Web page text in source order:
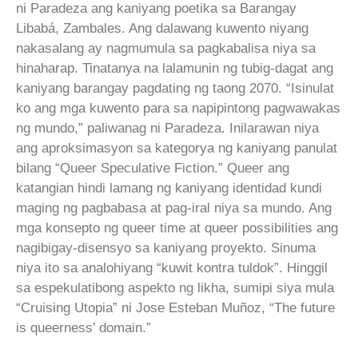
ni Paradeza ang kaniyang poetika sa Barangay
Libabá, Zambales. Ang dalawang kuwento niyang
nakasalang ay nagmumula sa pagkabalisa niya sa
hinaharap. Tinatanya na lalamunin ng tubig-dagat ang
kaniyang barangay pagdating ng taong 2070. “Isinulat
ko ang mga kuwento para sa napipintong pagwawakas
ng mundo,” paliwanag ni Paradeza. Inilarawan niya
ang aproksimasyon sa kategorya ng kaniyang panulat
bilang “Queer Speculative Fiction.” Queer ang
katangian hindi lamang ng kaniyang identidad kundi
maging ng pagbabasa at pag-iral niya sa mundo. Ang
mga konsepto ng queer time at queer possibilities ang
nagibigay-disensyo sa kaniyang proyekto. Sinuma
niya ito sa analohiyang “kuwit kontra tuldok”. Hinggil
sa espekulatibong aspekto ng likha, sumipi siya mula
“Cruising Utopia” ni Jose Esteban Muñoz, “The future
is queerness’ domain.”